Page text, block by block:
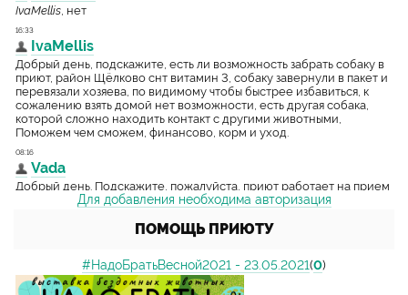
Для добавления необходима авторизация
ПОМОЩЬ ПРИЮТУ
#НадоБратьВесной2021 - 23.05.2021(0)